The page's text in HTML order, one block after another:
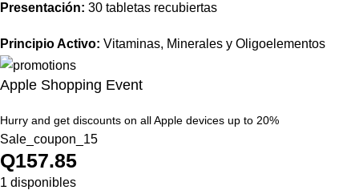
Presentación: 30 tabletas recubiertas
Principio Activo: Vitaminas, Minerales y Oligoelementos
Apple Shopping Event
Hurry and get discounts on all Apple devices up to 20%
Sale_coupon_15
Q157.85
1 disponibles